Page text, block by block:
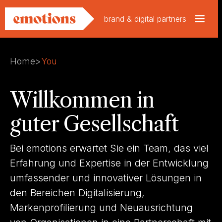
brand & digital partners
Home>You
Willkommen in
guter Gesellschaft
Bei emotions erwartet Sie ein Team, das viel
Erfahrung und Expertise in der Entwicklung
umfassender und innovativer Lösungen in
den Bereichen Digitalisierung,
Markenprofilierung und Neuausrichtung